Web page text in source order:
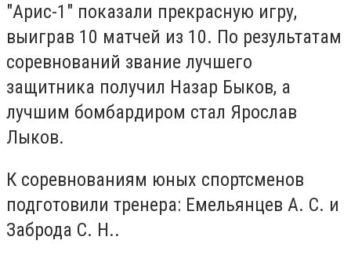
"Арис-1" показали прекрасную игру,
выиграв 10 матчей из 10. По результатам
соревнований звание лучшего
защитника получил Назар Быков, а
лучшим бомбардиром стал Ярослав
Лыков.
К соревнованиям юных спортсменов
подготовили тренера: Емельянцев А. С. и
Заброда С. Н..